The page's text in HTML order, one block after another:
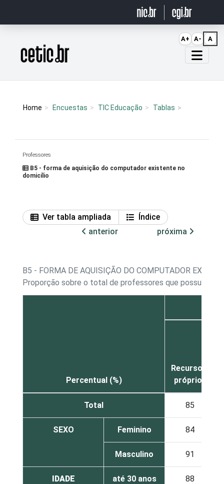
Página inicial
Home Encuestas TIC Educação Tablas
Professores
B5 - forma de aquisição do computador existente no
domicílio
Ver tabla ampliada
Índice
anterior
próxima
B5 - FORMA DE AQUISIÇÃO DO COMPUTADOR
Proporção sobre o total de professores que possuem
Percentual (%)
Recursos
próprios
Total 85
SEXO Feminino 84
Masculino 91
IDADE até 30 anos 88
A+ A- A